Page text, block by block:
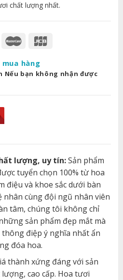
chất lượng nhất.
hàng
Nếu bạn không nhận được
lượng, uy tín:Sản phẩm
tuyển chọn 100% từ hoa
điệu và khoe sắc dưới bàn
nhân cùng đội ngũ nhân viên
tâm, chúng tôi không chỉ
sản phẩm đẹp mắt mà
điệp ý nghĩa nhất ẩn
đóa hoa.
thành xứng đáng với sản
cao cấp. Hoa tươi